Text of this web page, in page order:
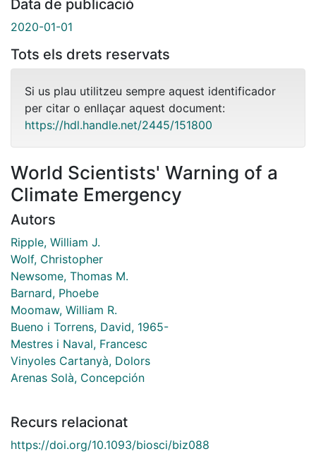
Data de publicació
2020-01-01
Tots els drets reservats
Si us plau utilitzeu sempre aquest identificador
per citar o enllaçar aquest document:
https://hdl.handle.net/2445/151800
World Scientists' Warning of a
Climate Emergency
Autors
Ripple, William J.
Wolf, Christopher
Newsome, Thomas M.
Barnard, Phoebe
Moomaw, William R.
Bueno i Torrens, David, 1965-
Mestres i Naval, Francesc
Vinyoles Cartanyà, Dolors
Arenas Solà, Concepción
Recurs relacionat
https://doi.org/10.1093/biosci/biz088